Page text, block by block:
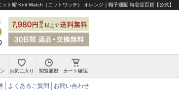
ット帽 Knit Watch（ニットワッチ） オレンジ｜帽子通販 時谷堂百貨【公式】
お気に入り 閲覧履歴 カート確認
よくあるご質問 お問い合わせ